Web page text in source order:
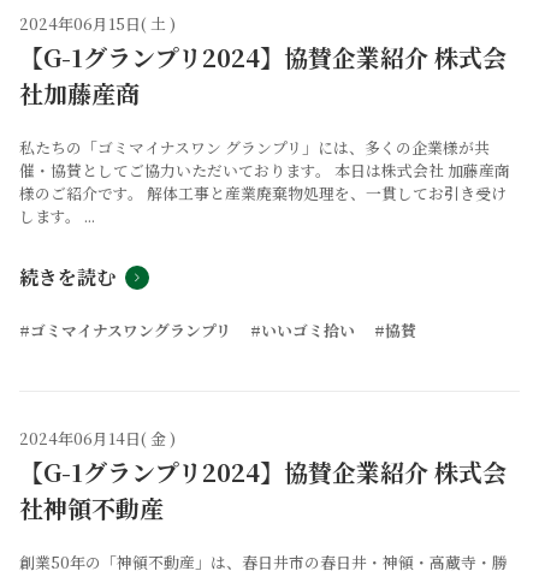
2024年06月15日( 土 )
【G-1グランプリ2024】協賛企業紹介 株式会
社加藤産商
私たちの「ゴミマイナスワン グランプリ」には、多くの企業様が共
催・協賛としてご協力いただいております。 本日は株式会社 加藤産商
様のご紹介です。 解体工事と産業廃棄物処理を、一貫してお引き受け
します。 ...
続きを読む
#ゴミマイナスワングランプリ #いいゴミ拾い #協賛
2024年06月14日( 金 )
【G-1グランプリ2024】協賛企業紹介 株式会
社神領不動産
創業50年の「神領不動産」は、春日井市の春日井・神領・高蔵寺・勝